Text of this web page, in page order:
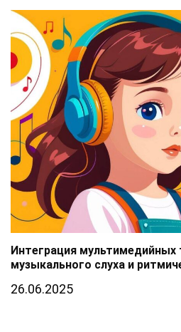
Интеграция мультимедийных
музыкального слуха и
26.06.2025